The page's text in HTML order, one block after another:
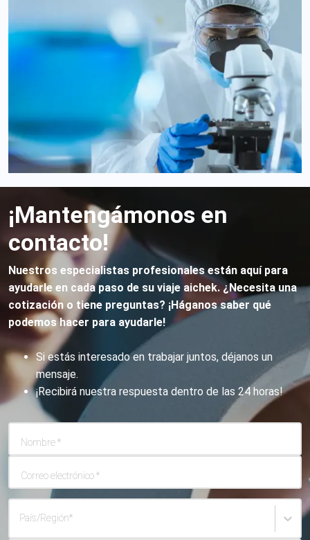
¡Mantengámonos en
contacto!
Nuestros especialistas profesionales están aquí para
ayudarle en cada paso de su viaje aichek. ¿Necesita una
cotización o tiene preguntas? ¡Háganos saber qué
podemos hacer para ayudarle!
Si estás interesado en trabajar juntos, déjanos un
mensaje.
¡Recibirá nuestra respuesta dentro de las 24 horas!
Nombre*
Correo electrónico*
País/Región*